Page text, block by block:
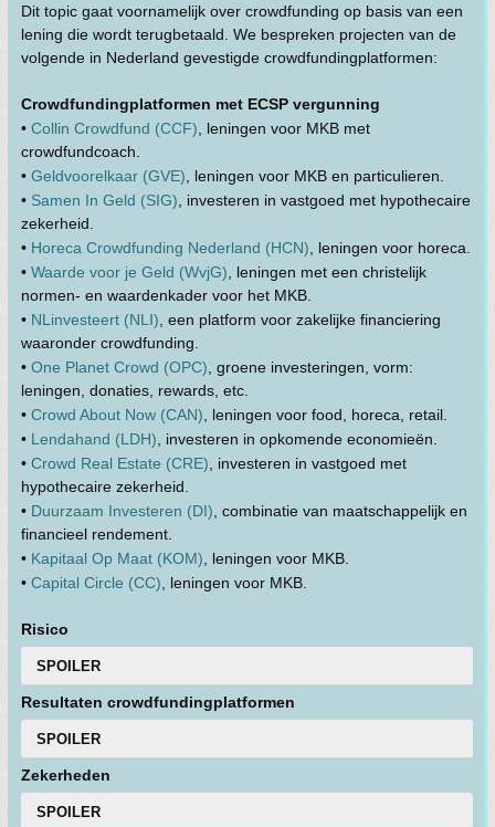
Dit topic gaat voornamelijk over crowdfunding op basis van een
lening die wordt terugbetaald. We bespreken projecten van de
volgende in Nederland gevestigde crowdfundingplatformen:
Crowdfundingplatformen met ECSP vergunning
• Collin Crowdfund (CCF) , leningen voor MKB met
crowdfundcoach.
• Geldvoorelkaar (GVE) , leningen voor MKB en particulieren.
• Samen In Geld (SIG) , investeren in vastgoed met hypothecaire
zekerheid.
• Horeca Crowdfunding Nederland (HCN) , leningen voor horeca.
• Waarde voor je Geld (WvjG) , leningen met een christelijk
normen- en waardenkader voor het MKB.
• NLinvesteert (NLI) , een platform voor zakelijke financiering
waaronder crowdfunding.
• One Planet Crowd (OPC) , groene investeringen, vorm:
leningen, donaties, rewards, etc.
• Crowd About Now (CAN) , leningen voor food, horeca, retail.
• Lendahand (LDH) , investeren in opkomende economieën.
• Crowd Real Estate (CRE) , investeren in vastgoed met
hypothecaire zekerheid.
• Duurzaam Investeren (DI) , combinatie van maatschappelijk en
financieel rendement.
• Kapitaal Op Maat (KOM) , leningen voor MKB.
• Capital Circle (CC) , leningen voor MKB.
Risico
SPOILER
Resultaten crowdfundingplatformen
SPOILER
Zekerheden
SPOILER